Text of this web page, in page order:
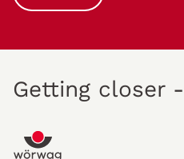
Getting closer